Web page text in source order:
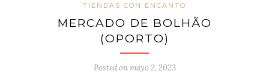
TIENDAS CON ENCANTO
MERCADO DE BOLHÃO​
(OPORTO)
Posted onmayo 2, 2023